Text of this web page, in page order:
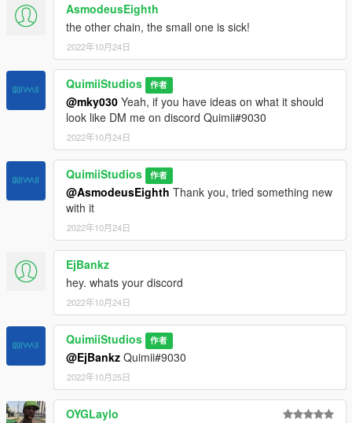
AsmodeusEighth
the other chain, the small one is sick!
2022年10月24日
QuimiiStudios 作者
@mky030 Yeah, if you have ideas on what it should
look like DM me on discord Quimii#9030
2022年10月24日
QuimiiStudios 作者
@AsmodeusEighth Thank you, tried something new
with it
2022年10月24日
EjBankz
hey. whats your discord
2022年10月24日
QuimiiStudios 作者
@EjBankz Quimii#9030
2022年10月25日
OYGLaylo